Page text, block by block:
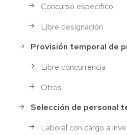
Concurso específico
Libre designación
Provisión temporal de
Libre concurrencia
Otros
Selección de personal
Laboral con cargo a